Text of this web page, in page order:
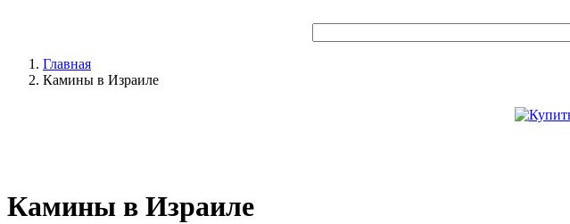
Главная
Камины в Израиле
Камины в Израиле